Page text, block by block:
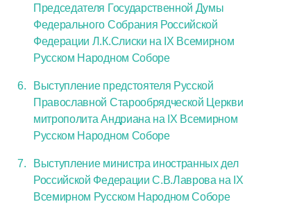
Председателя Государственной Думы
Федерального Собрания Российской
Федерации Л.К.Слиски на IX Всемирном
Русском Народном Соборе
Выступление предстоятеля Русской
Православной Старообрядческой Церкви
митрополита Андриана на IX Всемирном
Русском Народном Соборе
Выступление министра иностранных дел
Российской Федерации С.В.Лаврова на IX
Всемирном Русском Народном Соборе